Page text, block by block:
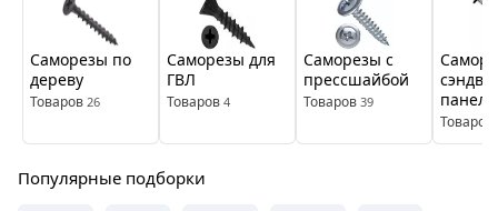
Саморезы по
дереву
Товаров 26
Саморезы для
ГВЛ
Товаров 4
Саморезы с
прессшайбой
Товаров 39
Товаров
Популярные подборки
Бренды
КРЕП-
Цвет